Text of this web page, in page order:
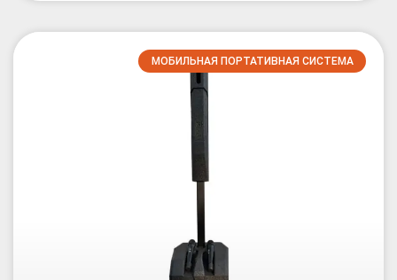
МОБИЛЬНАЯ ПОРТАТИВНАЯ СИСТЕМА